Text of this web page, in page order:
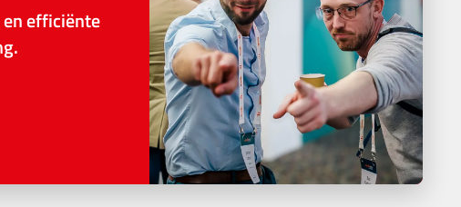
efficiënte